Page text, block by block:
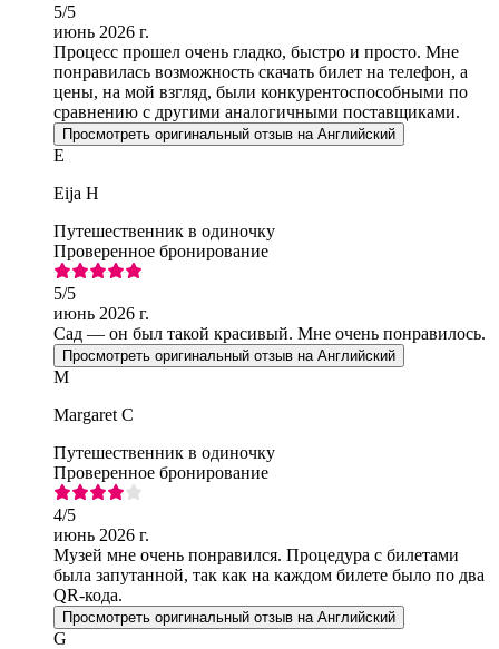
5/5
июнь 2026 г.
Процесс прошел очень гладко, быстро и просто. Мне
понравилась возможность скачать билет на телефон, а
цены, на мой взгляд, были конкурентоспособными по
сравнению с другими аналогичными поставщиками.
Просмотреть оригинальный отзыв на Английский
E
Eija H
Путешественник в одиночку
Проверенное бронирование
5/5
июнь 2026 г.
Сад — он был такой красивый. Мне очень понравилось.
Просмотреть оригинальный отзыв на Английский
M
Margaret C
Путешественник в одиночку
Проверенное бронирование
4/5
июнь 2026 г.
Музей мне очень понравился. Процедура с билетами
была запутанной, так как на каждом билете было по два
QR-кода.
Просмотреть оригинальный отзыв на Английский
G